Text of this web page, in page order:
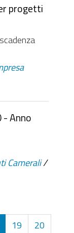
progetti
- Anno
Camerali /
19 20